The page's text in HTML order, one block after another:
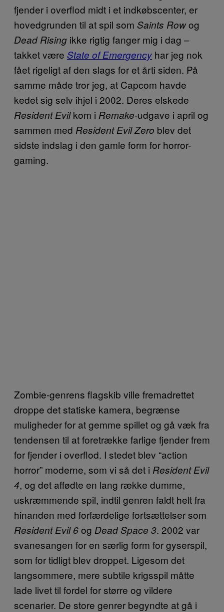
fjender i overflod midt i et indkøbscenter, er
hovedgrunden til at spil som Saints Rowog
Dead Rising ikke rigtig fanger mig i dag –
takket være State of Emergency har jeg nok
fået rigeligt af den slags for et årti siden. På
samme måde tror jeg, at Capcom havde
kedet sig selv ihjel i 2002. Deres elskede
Resident Evilkom i Remake-udgave i april og
sammen med Resident Evil Zero blev det
sidste indslag i den gamle form for horror-
gaming.
Zombie-genrens flagskib ville fremadrettet
droppe det statiske kamera, begrænse
muligheder for at gemme spillet og gå væk fra
tendensen til at foretrække farlige fjender frem
for fjender i overflod. I stedet blev “action
horror” moderne, som vi så det i Resident Evil
4, og det affødte en lang række dumme,
uskræmmende spil, indtil genren faldt helt fra
hinanden med forfærdelige fortsættelser som
Resident Evil 6og Dead Space 3. 2002 var
svanesangen for en særlig form for gyserspil,
som for tidligt blev droppet. Ligesom det
langsommere, mere subtile krigsspil måtte
lade livet til fordel for større og vildere
scenarier. De store genrer begyndte at gå i